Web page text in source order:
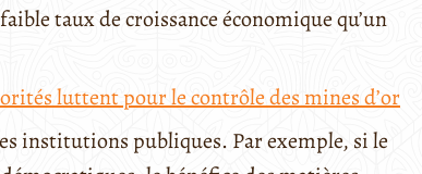
taux de croissance économique qu’un
luttent pour le contrôle des mines d’or
institutions publiques. Par exemple, si le